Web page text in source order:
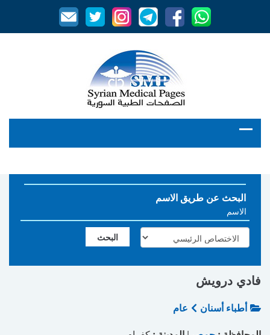
البحث عن طريق الاسم
فادي درويش
أطباء أسنان
عام